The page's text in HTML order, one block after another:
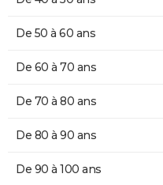
De 50 à 60 ans
De 60 à 70 ans
De 70 à 80 ans
De 80 à 90 ans
De 90 à 100 ans